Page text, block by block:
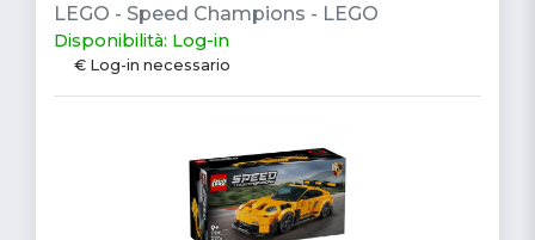
LEGO - Speed Champions - LEGO
Disponibilità: Log-in
€ Log-in necessario